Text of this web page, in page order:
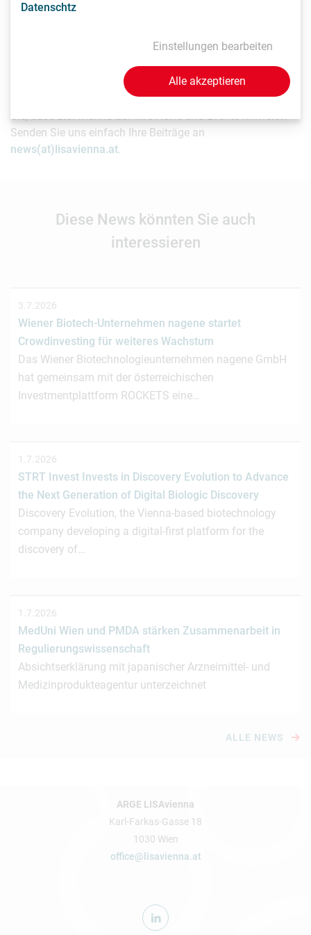
Vorhersagen enthalten, die auf Erwartungen an zukünftige
in Aussicht standen. Bitte verlassen Sie sich nicht auf diese
Als Life Sciences Organisation mit Sitz in Wien möchten
Sie, dass LISAvienna auf Ihre News und Events hinweist?
Senden Sie uns einfach Ihre Beiträge an
news(at)lisavienna.at.
Diese News könnten Sie auch
interessieren
3.7.2026
Wiener Biotech-Unternehmen nagene startet
Crowdinvesting für weiteres Wachstum
Das Wiener Biotechnologieunternehmen nagene GmbH
hat gemeinsam mit der österreichischen
Investmentplattform ROCKETS eine…
1.7.2026
STRT Invest Invests in Discovery Evolution to Advance
the Next Generation of Digital Biologic Discovery
Discovery Evolution, the Vienna-based biotechnology
company developing a digital-first platform for the
discovery of…
1.7.2026
MedUni Wien und PMDA stärken Zusammenarbeit in
Regulierungswissenschaft
Absichtserklärung mit japanischer Arzneimittel- und
Medizinprodukteagentur unterzeichnet
ALLE NEWS
ARGE LISAvienna
Karl-Farkas-Gasse 18
1030 Wien
office@lisavienna.at
Datenschtz
Einstellungen bearbeiten
Alle akzeptieren